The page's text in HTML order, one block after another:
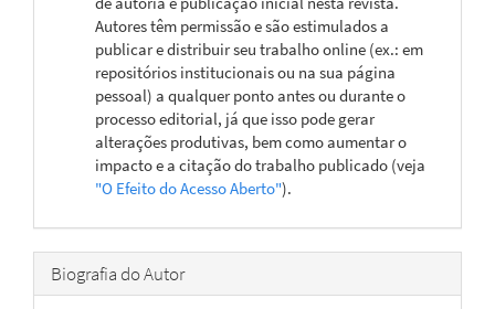
Autores têm permissão e são estimulados a
publicar e distribuir seu trabalho online (ex.: em
repositórios institucionais ou na sua página
pessoal) a qualquer ponto antes ou durante o
processo editorial, já que isso pode gerar
alterações produtivas, bem como aumentar o
impacto e a citação do trabalho publicado (veja
"O Efeito do Acesso Aberto").
Biografia do Autor